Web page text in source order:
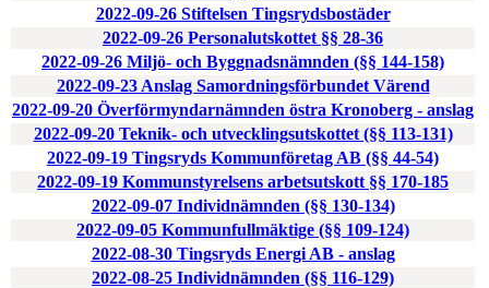
2022-09-26 Stiftelsen Tingsrydsbostäder
2022-09-26 Personalutskottet §§ 28-36
2022-09-26 Miljö- och Byggnadsnämnden (§§ 144-158)
2022-09-23 Anslag Samordningsförbundet Värend
2022-09-20 Överförmyndarnämnden östra Kronoberg - anslag
2022-09-20 Teknik- och utvecklingsutskottet (§§ 113-131)
2022-09-19 Tingsryds Kommunföretag AB (§§ 44-54)
2022-09-19 Kommunstyrelsens arbetsutskott §§ 170-185
2022-09-07 Individnämnden (§§ 130-134)
2022-09-05 Kommunfullmäktige (§§ 109-124)
2022-08-30 Tingsryds Energi AB - anslag
2022-08-25 Individnämnden (§§ 116-129)